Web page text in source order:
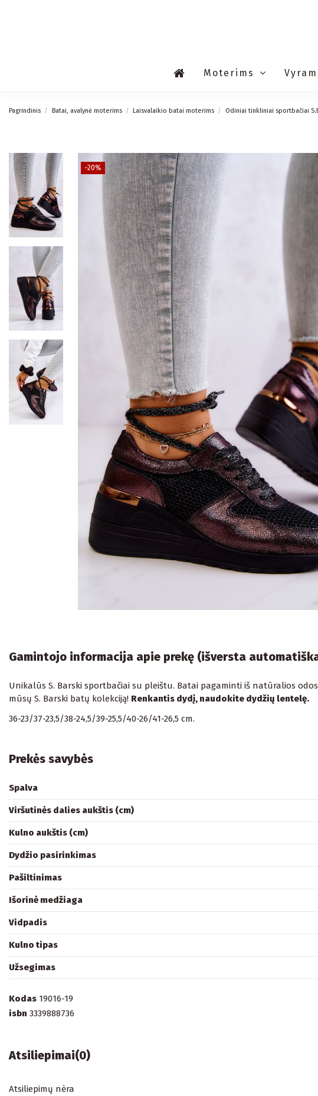
Moterims
Pagrindinis Batai, avalynė moterims Laisvalaikio batai moterims Odiniai tinkliniai sportbačiai
−20%
Gamintojo informacija apie prekę (išversta
Unikalūs S. Barski sportbačiai su pleištu. Batai pagaminti iš natūralios
mūsų S. Barski batų kolekciją! Renkantis dydį, naudokite dydžių lentelę.
36-23/37-23,5/38-24,5/39-25,5/40-26/41-26,5 cm.
Prekės savybės
Spalva
Viršutinės dalies aukštis (cm)
Kulno aukštis (cm)
Dydžio pasirinkimas
Pašiltinimas
Išorinė medžiaga
Vidpadis
Kulno tipas
Užsegimas
Kodas 19016-19
isbn 3339888736
Atsiliepimai(0)
Atsiliepimų nėra